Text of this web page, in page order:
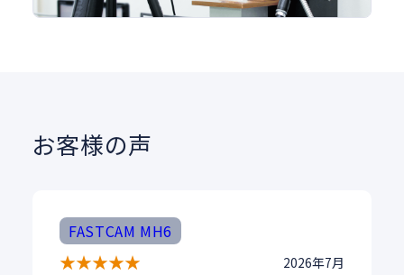
お客様の声
FASTCAM MH6
★★★★★ 2026年7月